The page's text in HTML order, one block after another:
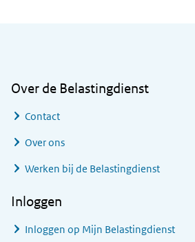
Over de Belastingdienst
Contact
Over ons
Werken bij de Belastingdienst
Inloggen
Inloggen op Mijn Belastingdienst